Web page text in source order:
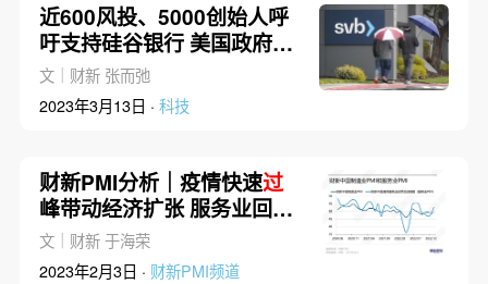
近600风投、5000创始人呼
吁支持硅谷银行 美国政府出
手后难关未过
文｜财新 张而弛
2023年3月13日 · 科技
财新PMI分析｜疫情快速过
峰带动经济扩张 服务业回升
快于制造业
文｜财新 于海荣
2023年2月3日 · 财新PMI频道